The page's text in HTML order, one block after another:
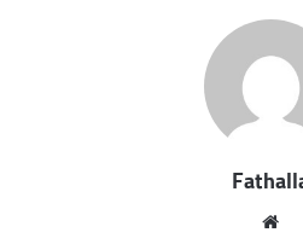
التي أبداها
السكنية ، موجهاً
المرافق العامة من مياه
والغاز الطبيعى
وهو الذى يتواكب مع
الخدمات .